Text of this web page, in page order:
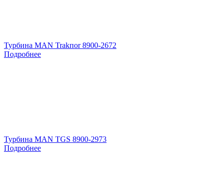
Турбина MAN Trakпоr 8900-2672
Подробнее
Турбина MAN TGS 8900-2973
Подробнее